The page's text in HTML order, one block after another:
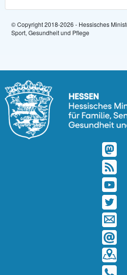
© Copyright 2018-2026 - Hessisches
Sport, Gesundheit und Pflege